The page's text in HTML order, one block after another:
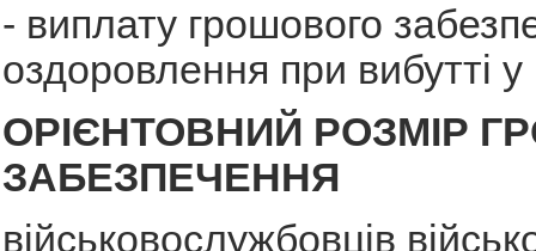
- виплату грошового
оздоровлення при вибутті у
ОРІЄНТОВНИЙ РОЗМІР
ЗАБЕЗПЕЧЕННЯ
військовослужбовців